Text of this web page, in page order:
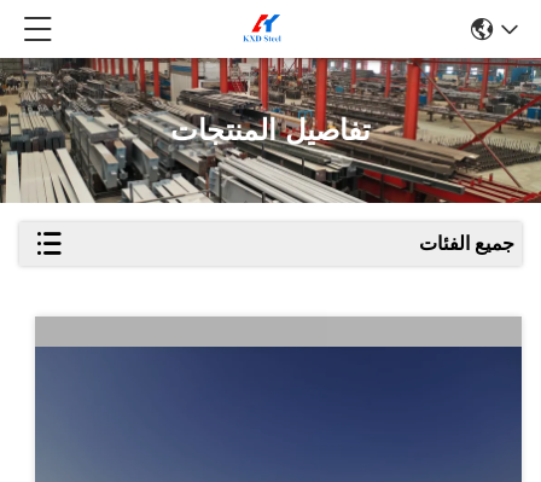
تفاصيل المنتجات
جميع الفئات